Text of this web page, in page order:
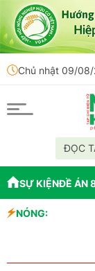
Chủ nhật 09/08/
ĐỌC
SỰ KIỆNĐỀ ÁN
NÓNG: